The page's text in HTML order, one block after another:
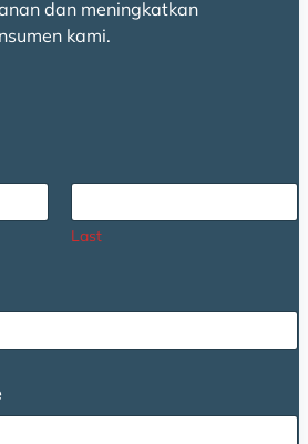
dan meningkatkan
kami.
Last